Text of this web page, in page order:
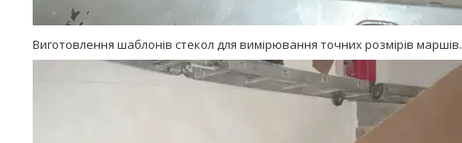
Виготовлення шаблонів стекол для вимірювання точних розмірів маршів.